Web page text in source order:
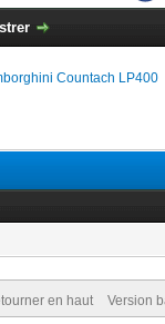
Countach LP400
en haut Version